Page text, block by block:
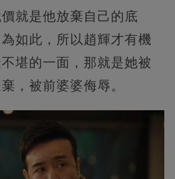
就是他放棄自己的底
如此，所以趙輝才有機
堪的一面，那就是她被
，被前婆婆侮辱。